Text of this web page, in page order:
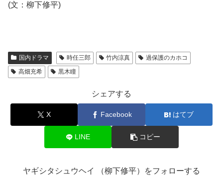
(文：柳下修平)
国内ドラマ 時任三郎 竹内涼真
過保護のカホコ
高畑充希
黒木瞳
シェアする
X Facebook はてブ
LINE コピー
ヤギシタシュウヘイ （柳下修平）をフォローする